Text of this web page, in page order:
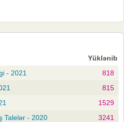
Yüklənib
- 2021
818
815
1529
Talelər - 2020
3241